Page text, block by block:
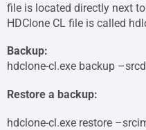
file is located directly next
HDClone CL file is called
Backup:
hdclone-cl.exe backup
Restore a backup:
hdclone-cl.exe restore